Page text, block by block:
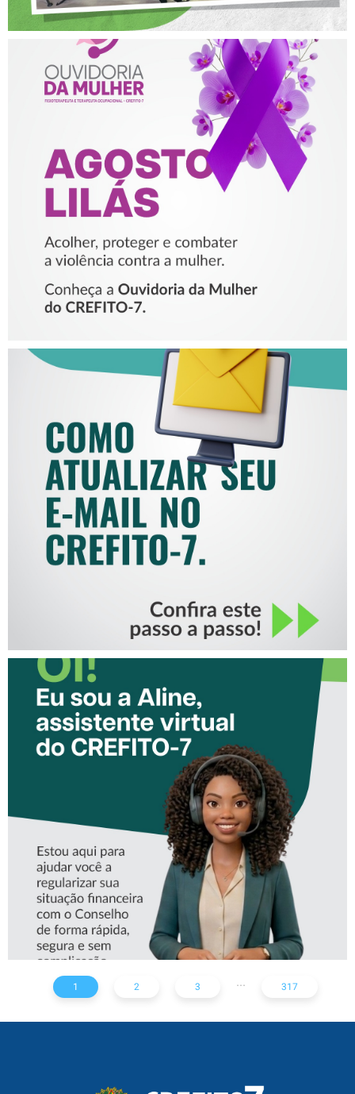
AGOSTO LILÁS – ACOLHER,
PROTEGER E COMBATER A
VIOLÊNCIA CONTRA A
MULHER
COMO ATUALIZAR SEU E-
MAIL NO CREFITO-7
CONHEÇA A ‘ALINE’,
ASSISTENTE VIRTUAL DO
CREFITO-7
1 2 3 ... 317